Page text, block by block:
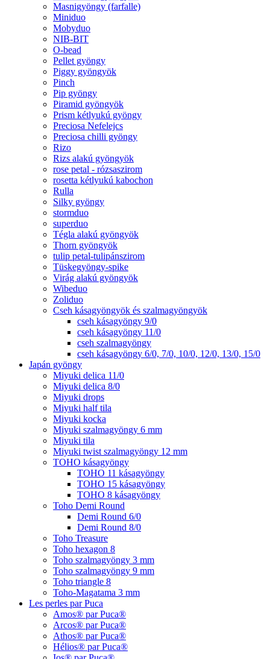
Masnigyöngy (farfalle)
Miniduo
Mobyduo
NIB-BIT
O-bead
Pellet gyöngy
Piggy gyöngyök
Pinch
Pip gyöngy
Piramid gyöngyök
Prism kétlyukú gyöngy
Preciosa Nefelejcs
Preciosa chilli gyöngy
Rizo
Rizs alakú gyöngyök
rose petal - rózsaszirom
rosetta kétlyukú kabochon
Rulla
Silky gyöngy
stormduo
superduo
Tégla alakú gyöngyök
Thorn gyöngyök
tulip petal-tulipánszirom
Tüskegyöngy-spike
Virág alakú gyöngyök
Wibeduo
Zoliduo
Cseh kásagyöngyök és szalmagyöngyök
cseh kásagyöngy 9/0
cseh kásagyöngy 11/0
cseh szalmagyöngy
cseh kásagyöngy 6/0, 7/0, 10/0, 12/0, 13/0, 15/0
Japán gyöngy
Miyuki delica 11/0
Miyuki delica 8/0
Miyuki drops
Miyuki half tila
Miyuki kocka
Miyuki szalmagyöngy 6 mm
Miyuki tila
Miyuki twist szalmagyöngy 12 mm
TOHO kásagyöngy
TOHO 11 kásagyöngy
TOHO 15 kásagyöngy
TOHO 8 kásagyöngy
Toho Demi Round
Demi Round 6/0
Demi Round 8/0
Toho Treasure
Toho hexagon 8
Toho szalmagyöngy 3 mm
Toho szalmagyöngy 9 mm
Toho triangle 8
Toho-Magatama 3 mm
Les perles par Puca
Amos® par Puca®
Arcos® par Puca®
Athos® par Puca®
Hélios® par Puca®